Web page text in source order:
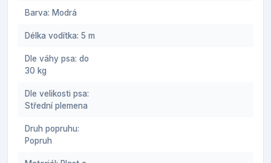
Barva: Modrá
Délka vodítka: 5 m
Dle váhy psa: do
30 kg
Dle velikosti psa:
Střední plemena
Druh popruhu:
Popruh